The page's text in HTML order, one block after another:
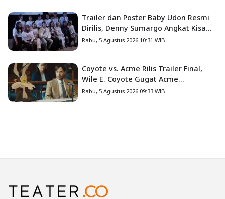
Trailer dan Poster Baby Udon Resmi
Dirilis, Denny Sumargo Angkat Kisah
Nyata Fanny Kondoh
Rabu, 5 Agustus 2026 10:31 WIB
Coyote vs. Acme Rilis Trailer Final,
Wile E. Coyote Gugat Acme
Corporation ke Pengadilan
Rabu, 5 Agustus 2026 09:33 WIB